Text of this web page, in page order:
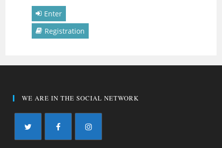
Enter
Registration
WE ARE IN THE SOCIAL NETWORK